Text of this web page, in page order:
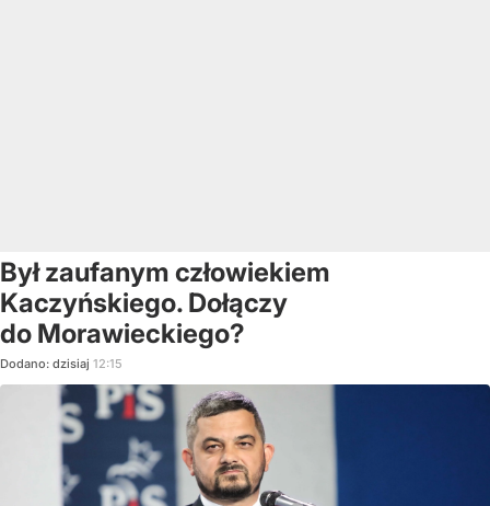
Był zaufanym człowiekiem
Kaczyńskiego. Dołączy
do Morawieckiego?
Dodano: dzisiaj 12:15